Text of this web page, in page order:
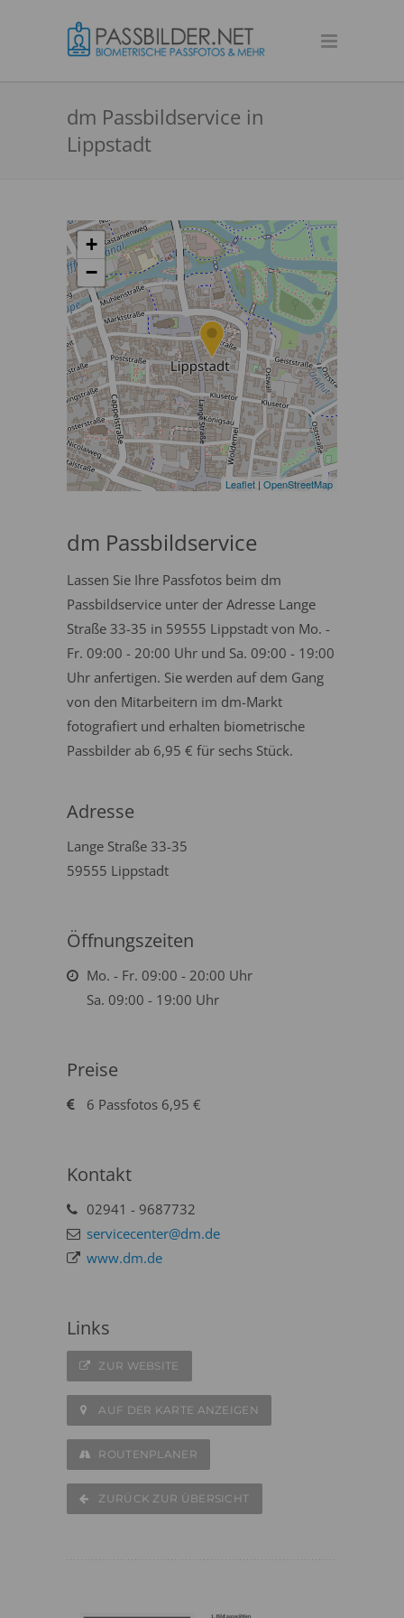
dm Passbildservice in
Lippstadt
+
−
Leaflet | OpenStreetMap
dm Passbildservice
Lassen Sie Ihre Passfotos beim dm
Passbildservice unter der Adresse Lange
Straße 33-35 in 59555 Lippstadt von Mo. -
Fr. 09:00 - 20:00 Uhr und Sa. 09:00 - 19:00
Uhr anfertigen. Sie werden auf dem Gang
von den Mitarbeitern im dm-Markt
fotografiert und erhalten biometrische
Passbilder ab 6,95 € für sechs Stück.
Adresse
Lange Straße 33-35
59555 Lippstadt
Öffnungszeiten
Mo. - Fr. 09:00 - 20:00 Uhr
Sa. 09:00 - 19:00 Uhr
Preise
6 Passfotos 6,95 €
Kontakt
02941 - 9687732
servicecenter@dm.de
www.dm.de
Links
ZUR WEBSITE
AUF DER KARTE ANZEIGEN
ROUTENPLANER
ZURÜCK ZUR ÜBERSICHT